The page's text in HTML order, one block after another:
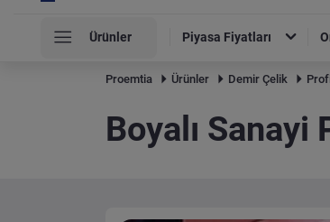
Ürünler Piyasa Fiyatları
Proemtia Ürünler Demir Çelik
Boyalı